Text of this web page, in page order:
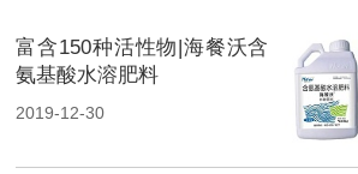
富含150种活性物|海餐沃含
氨基酸水溶肥料
2019-12-30